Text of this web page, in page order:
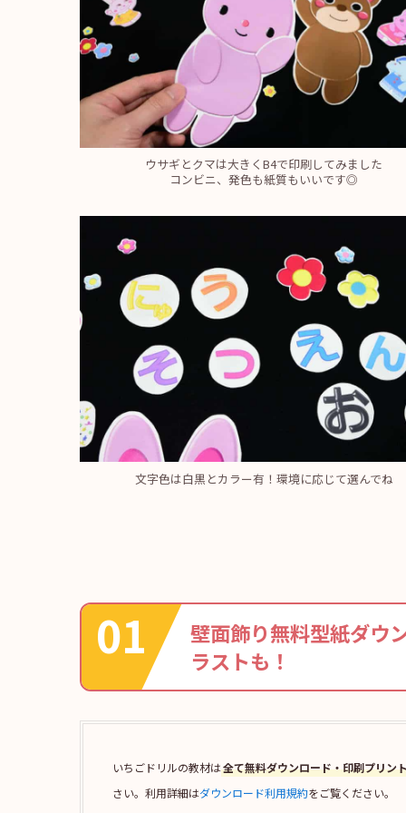
ウサギとクマは大きくB4で印刷してみました
コンビニ、発色も紙質もいいです◎
文字色は白黒とカラー有！環境に応じて選んでね
壁面飾り無料型紙ダウ
ラストも！
いちごドリルの教材は全て無料ダウンロード・印刷プリン
さい。利用詳細はダウンロード利用規約をご覧ください。